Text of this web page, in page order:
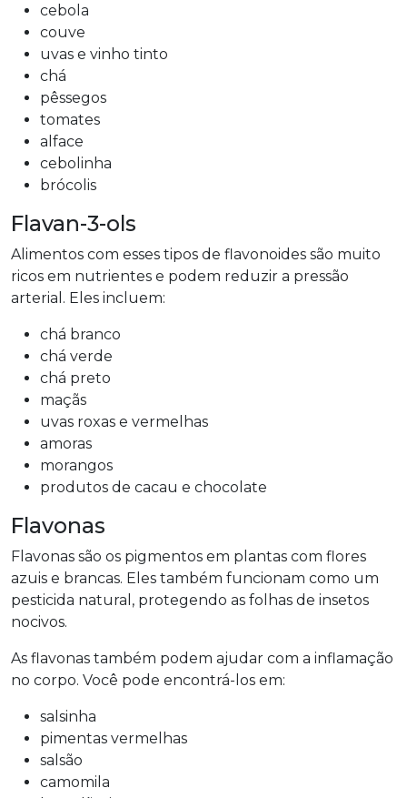
cebola
couve
uvas e vinho tinto
chá
pêssegos
tomates
alface
cebolinha
brócolis
Flavan-3-ols
Alimentos com esses tipos de flavonoides são muito
ricos em nutrientes e podem reduzir a pressão
arterial. Eles incluem:
chá branco
chá verde
chá preto
maçãs
uvas roxas e vermelhas
amoras
morangos
produtos de cacau e chocolate
Flavonas
Flavonas são os pigmentos em plantas com flores
azuis e brancas. Eles também funcionam como um
pesticida natural, protegendo as folhas de insetos
nocivos.
As flavonas também podem ajudar com a inflamação
no corpo. Você pode encontrá-los em:
salsinha
pimentas vermelhas
salsão
camomila